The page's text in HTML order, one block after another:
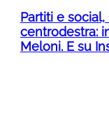
Partiti e
centrodestra:
Meloni. E su